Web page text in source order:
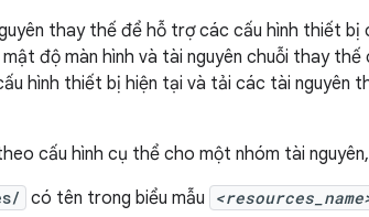
thay thế để hỗ trợ các cấu hình thiết
độ màn hình và tài nguyên chuỗi thay thế
hình thiết bị hiện tại và tải các tài nguyên
cấu hình cụ thể cho một nhóm tài nguyên,
có tên trong biểu mẫu